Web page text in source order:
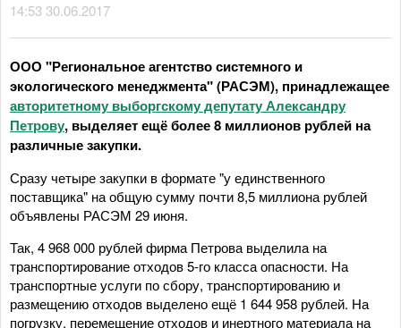
14:53 30.06.2017
ООО "Региональное агентство системного и
экологического менеджмента" (РАСЭМ), принадлежащее
авторитетному выборгскому депутату Александру
Петрову, выделяет ещё более 8 миллионов рублей на
различные закупки.
Сразу четыре закупки в формате "у единственного
поставщика" на общую сумму почти 8,5 миллиона рублей
объявлены РАСЭМ 29 июня.
Так, 4 968 000 рублей фирма Петрова выделила на
транспортирование отходов 5-го класса опасности. На
транспортные услуги по сбору, транспортированию и
размещению отходов выделено ещё 1 644 958 рублей. На
погрузку, перемещение отходов и инертного материала на